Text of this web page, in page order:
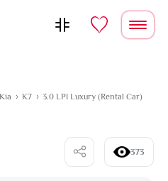
Kia K7 3.0 LPI Luxury (Rental Car)
373